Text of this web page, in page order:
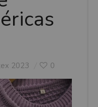
2023 0